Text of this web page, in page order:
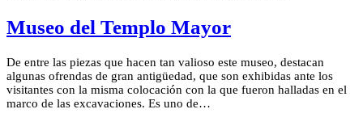
Museo del Templo Mayor
De entre las piezas que hacen tan valioso este museo, destacan
algunas ofrendas de gran antigüedad, que son exhibidas ante los
visitantes con la misma colocación con la que fueron halladas en el
marco de las excavaciones. Es uno de…